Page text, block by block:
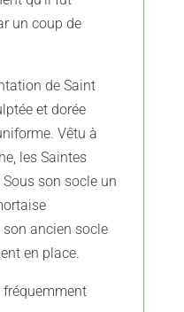
un coup de
de Saint
et dorée
Vêtu à
les Saintes
son socle un
ancien socle
en place.